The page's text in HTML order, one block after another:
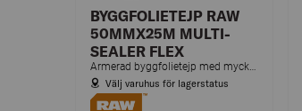
BYGGFOLIETEJP RAW
50MMX25M MULTI-
SEALER FLEX
Välj varuhus för lagerstatus